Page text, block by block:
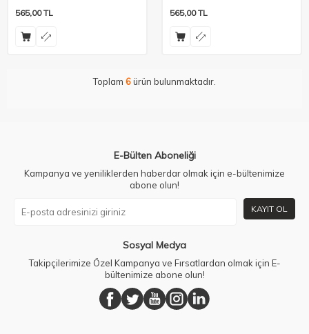
565,00TL 565,00TL
Toplam 6ürün bulunmaktadır.
E-Bülten Aboneliği
Kampanya ve yeniliklerden haberdar olmak için e-bültenimize
abone olun!
KAYIT OL
Sosyal Medya
Takipçilerimize Özel Kampanya ve Fırsatlardan olmak için E-
bültenimize abone olun!